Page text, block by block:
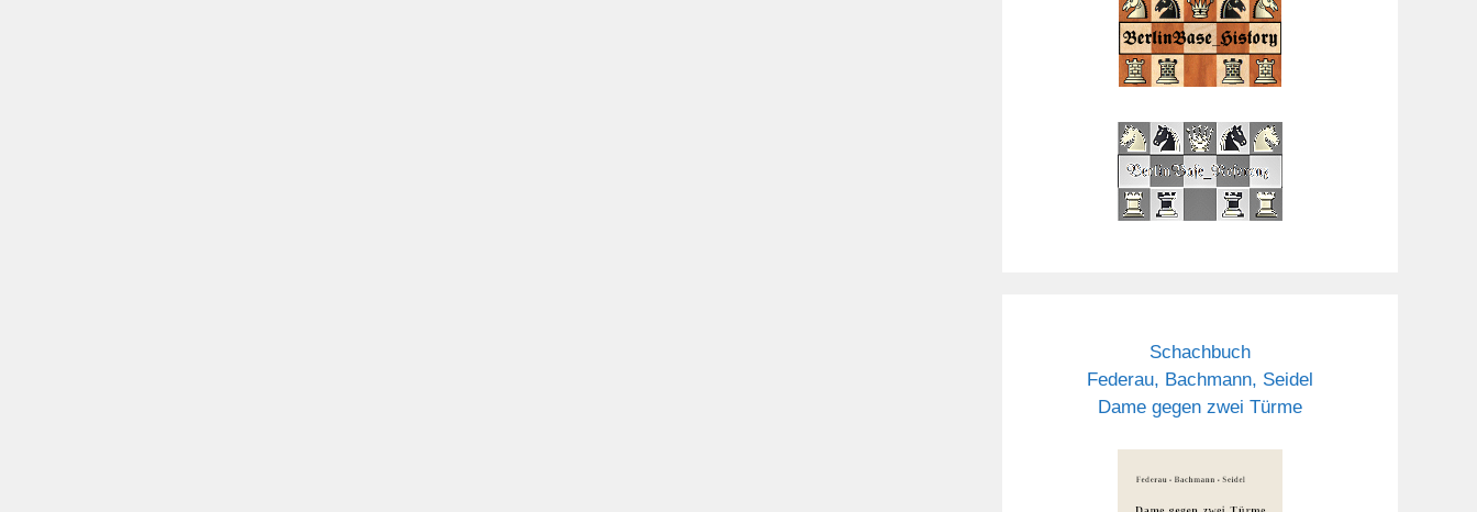
Schachbuch
Federau, Bachmann, Seidel
Dame gegen zwei Türme